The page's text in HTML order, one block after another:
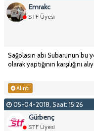
Emrakc
STF Üyesi
Sağolasın abi Subarunun
olarak yaptığının karşılığını
Alıntı
05-04-2018, Saat: 15:26
Gürbenç
STF Üyesi